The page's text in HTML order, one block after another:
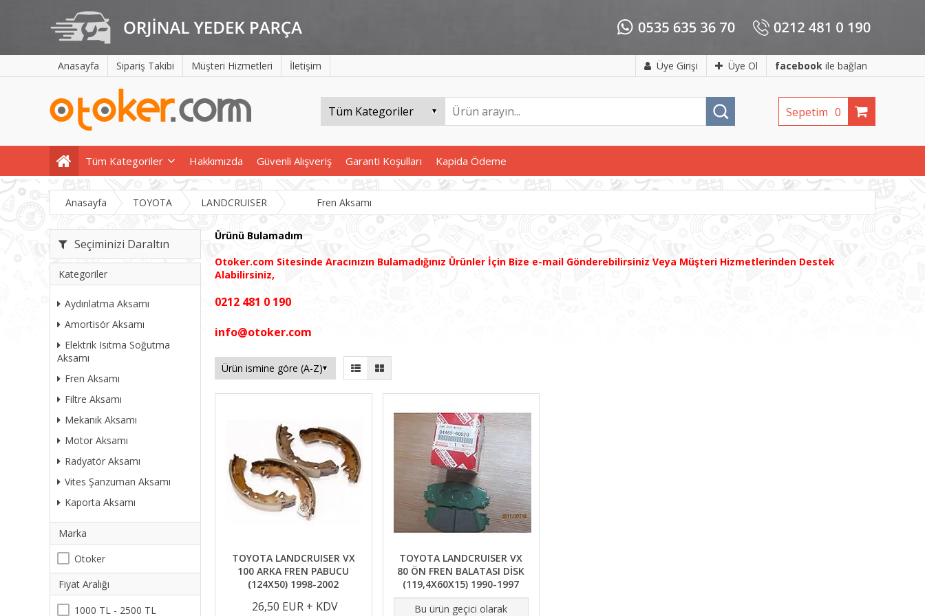
Anasayfa Sipariş Takibi Müşteri Hizmetleri İletişim Üye Girişi Üye Ol facebook ile bağlan
Sepetim 0
Tüm Kategoriler Hakkımızda Güvenli Alışveriş Garanti Koşulları Kapida Ödeme
Anasayfa TOYOTA LANDCRUISER Fren Aksamı
Seçiminizi Daraltın
Kategoriler
Aydınlatma Aksamı
Amortisör Aksamı
Elektrik Isıtma Soğutma
Aksamı
Fren Aksamı
Filtre Aksamı
Mekanik Aksamı
Motor Aksamı
Radyatör Aksamı
Vites Şanzuman Aksamı
Kaporta Aksamı
Marka
Otoker
Fiyat Aralığı
1000 TL - 2500 TL
Ürünü Bulamadım
Otoker.com Sitesinde Aracınızın Bulamadığınız Ürünler İçin Bize e-mail Gönderebilirsiniz Veya Müşteri Hizmetlerinden Destek
Alabilirsiniz,
0212 481 0 190
info@otoker.com
TOYOTA LANDCRUISER VX
100 ARKA FREN PABUCU
(124X50) 1998-2002
26,50 EUR + KDV
TOYOTA LANDCRUISER VX
80 ÖN FREN BALATASI DİSK
(119,4X60X15) 1990-1997
Bu ürün geçici olarak